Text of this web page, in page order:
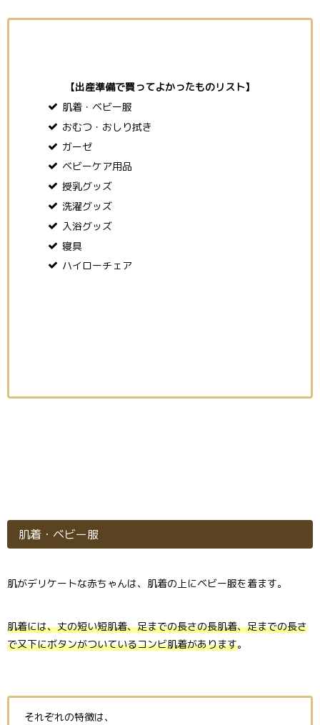
【出産準備で買ってよかったものリスト】
肌着・ベビー服
おむつ・おしり拭き
ガーゼ
ベビーケア用品
授乳グッズ
洗濯グッズ
入浴グッズ
寝具
ハイローチェア
肌着・ベビー服
肌がデリケートな赤ちゃんは、肌着の上にベビー服を着ます。
肌着には、丈の短い短肌着、足までの長さの長肌着、足までの長さ
で又下にボタンがついているコンビ肌着があります。
それぞれの特徴は、